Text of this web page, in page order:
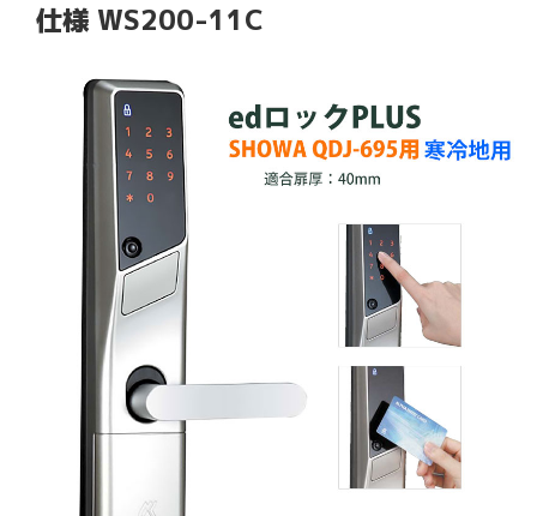
仕様 WS200-11C